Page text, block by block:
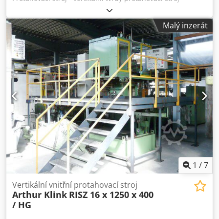
Výrobce: Forst Typ: RISZ 6,3 x 1000 x 320 Číslo stroje: 148
Rok výroby: 1992 Síla max .: 80 kN Maximální zdvih: 1.000
mm Hmotnost: cca. 10 tun (stroj + řídicí skříň + hydraulický
agregát) Cedpfsdnk T Ajx Al Ieha
Malý inzerát
1 /7
Vertikální vnitřní protahovací stroj
Arthur Klink RISZ 16 x 1250 x 400
/ HG